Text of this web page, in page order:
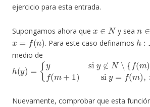
ejercicio para esta entrada.
Supongamos ahora que
N
y sea
x=f(n)
. Para este caso definamos
h: X
medio de
h (y )
{ y si N∖ n}f( m +1 )si y=f(
Nuevamente, comprobar que esta